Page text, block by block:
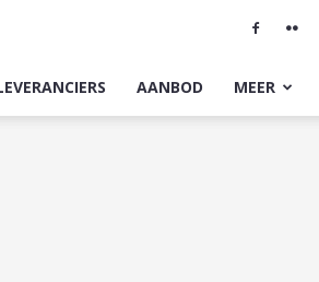
AANBOD MEER